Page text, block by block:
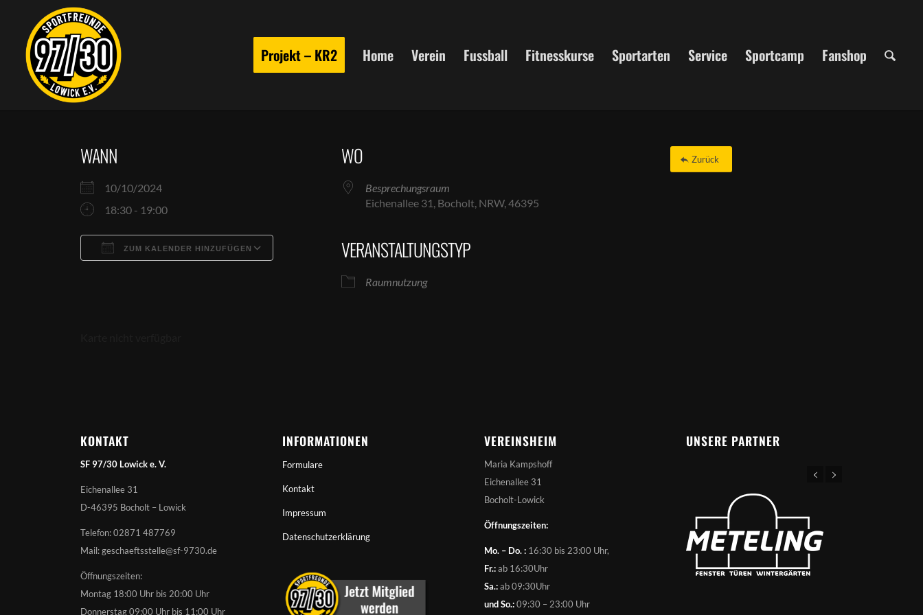
Projekt – KR2 Home Verein Fussball Fitnesskurse Sportarten Service Sportcamp Fanshop
WANN
10/10/2024
18:30 - 19:00
ZUM KALENDER HINZUFÜGEN
Google Kalender
WO
Besprechungsraum
Eichenallee 31, Bocholt, NRW, 46395
VERANSTALTUNGSTYP
Raumnutzung
Zurück
KONTAKT
SF 97/30 Lowick e. V.
Eichenallee 31
D-46395 Bocholt – Lowick
Telefon: 02871 487769
Mail: geschaeftsstelle@sf-9730.de
Öffnungszeiten:
Montag 18:00 Uhr bis 20:00 Uhr
Donnerstag 09:00 Uhr bis 11:00 Uhr
INFORMATIONEN
Formulare
Kontakt
Impressum
Datenschutzerklärung
VEREINSHEIM
Maria Kampshoff
Eichenallee 31
Bocholt-Lowick
Öffnungszeiten:
Mo. – Do. : 16:30 bis 23:00 Uhr,
Fr.:ab 16:30Uhr
Sa.:ab 09:30Uhr
und So.:09:30 – 23:00 Uhr
UNSERE PARTNER